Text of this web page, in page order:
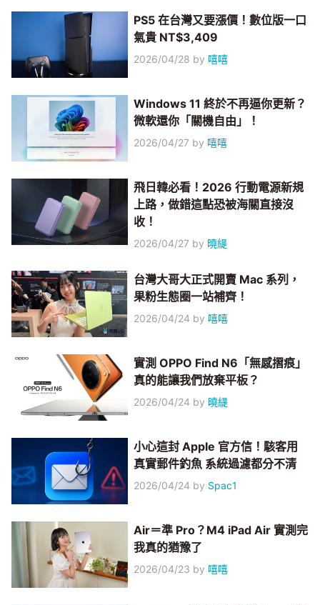
PS5 在台灣又要漲價！數位版一口
氣貴 NT$3,409
2026/04/28 by 嘻嘻
Windows 11 終於不再逼你更新？
微軟還你「關機自由」！
2026/04/27 by 嘻嘻
飛日韓必看！2026 行動電源新規
上路，做錯這點恐被海關直接沒
收！
2026/04/27 by 曉緹
台灣大哥大正式開賣 Mac 系列，
果粉生態圈一站補齊！
2026/04/24 by 嘻嘻
實測 OPPO Find N6「無感摺痕」
真的能讓我們放棄平板？
2026/04/24 by 曉緹
小心這封 Apple 官方信！駭客用
真實郵件釣魚 系統過濾都分不清
2026/04/24 by Spac1
Air＝準 Pro？M4 iPad Air 實測完
我真的猶豫了
2026/04/23 by 嘻嘻